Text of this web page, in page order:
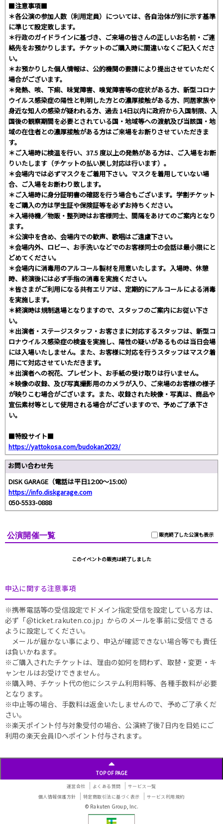
■注意事項■
＊各公演の参加人数（利用定員）については、各自治体が別に示す基準
に準じて設定致します。
＊行政のガイドラインに基づき、ご来場の皆さんの正しいお名前・ご連
絡先をお預かりします。チケットのご購入時に間違いなくご記入くださ
い。
＊お預かりした個人情報は、公的機関の要請により提出させていただく
場合がございます。
＊発熱、咳、下痢、味覚障害、嗅覚障害等の症状がある方、新型コロナ
ウイルス感染症の陽性と判明した方との濃厚接触がある方、同居家族や
身近な知人の感染が疑われる方、過去 14日以内に政府から入国制限、入
国後の観察期間を必要とされている国・地域等への渡航及び当該国・地
域の在住者との濃厚接触がある方はご来場をお断りさせていただきま
す。
＊ご入場時に検温を行い、37.5 度以上の発熱がある方は、ご入場をお断
りいたします（チケットの払い戻し対応は行います）。
＊会場内では必ずマスクをご着用下さい。マスクを着用していない場
合、ご入場をお断わり致します。
＊ご入場時に身分証明書の確認を行う場合もございます。学割チケット
をご購入の方は学生証や保険証等を必ずお持ちください。
＊入場待機／物販・整列時はお客様同士、間隔をあけてのご案内となり
ます。
＊公演中を含め、会場内での歓声、歌唱はご遠慮下さい。
＊会場内外、ロビー、お手洗いなどでのお客様同士の会話は最小限にと
どめてください。
＊会場内に消毒用のアルコール製材を用意いたします。入場時、休憩
時、終演後には必ず手指の消毒を実施ください。
＊皆さまがご利用になる共有エリアは、定期的にアルコールによる消毒
を実施します。
＊終演時は規制退場となりますので、スタッフのご案内にお従い下さ
い。
＊出演者・ステージスタッフ・お客さまに対応するスタッフは、新型コ
ロナウイルス感染症の検査を実施し、陽性の疑いがあるものは当日会場
には入場いたしません。また、お客様に対応を行うスタッフはマスク着
用にて対応させていただきます。
＊出演者への祝花、プレゼント、お手紙の受け取りは行いません。
＊映像の収録、及び写真撮影用のカメラが入り、ご来場のお客様の様子
が映りこむ場合がございます。また、収録された映像・写真は、商品や
宣伝素材等として使用される場合がございますので、予めご了承下さ
い。
■特設サイト■
https://yattokosa.com/budokan2023/
お問い合わせ先
DISK GARAGE（電話は平日12:00～15:00）
https://info.diskgarage.com
050-5533-0888
販売終了した公演も表示
公演開催一覧
このイベントの販売は終了しました
申込に関する注意事項
※携帯電話等の受信設定でドメイン指定受信を設定している方は、
必ず「@ticket.rakuten.co.jp」からのメールを事前に受信できる
ように設定してください。
メールが届かない事により、申込が確認できない場合等でも責任
は負いかねます。
※ご購入されたチケットは、理由の如何を問わず、取替・変更・キ
ャンセルはお受けできません。
※購入時、チケット代の他にシステム利用料等、各種手数料が必要
となります。
※中止等の場合、手数料は返金いたしませんので、予めご了承くだ
さい。
※楽天ポイント付与対象受付の場合、公演終了後7日内を目処にご
利用の楽天会員IDへポイント付与されます。
TOP OF PAGE
運営会社 よくある質問
サービス一覧
個人情報保護方針
特定商取引法に基づく表示 サービス利用規約
© Rakuten Group, Inc.